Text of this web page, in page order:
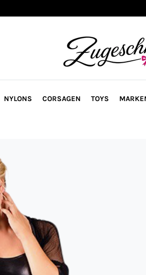
NYLONS CORSAGEN TOYS